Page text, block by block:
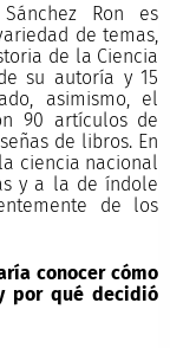
Ron es
de temas,
de la Ciencia
su autoría y 15
asimismo, el
90 artículos de
de libros. En
ciencia nacional
y a la de índole
de los
conocer cómo
por qué decidió